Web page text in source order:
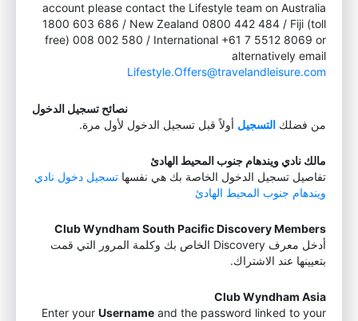
account please contact the Lifestyle team on Australia
1800 603 686 / New Zealand 0800 442 484 / Fiji (toll
free) 008 002 580 / International +61 7 5512 8069 or
alternatively email
Lifestyle.Offers@travelandleisure.com
نصائح تسجيل الدخول
من فضلك التسجيل أولاً قبل تسجيل الدخول لأول مرة.
مالك نادي ويندهام جنوب المحيط الهادئ
تفاصيل تسجيل الدخول الخاصة بك هي نفسها تسجيل دخول نادي
ويندهام جنوب المحيط الهادئ
Club Wyndham South Pacific Discovery Members
أدخل معرف Discovery الخاص بك وكلمة المرور التي قمت
بتعيينها عند الاشتراك.
Club Wyndham Asia
Enter your Username and the password linked to your